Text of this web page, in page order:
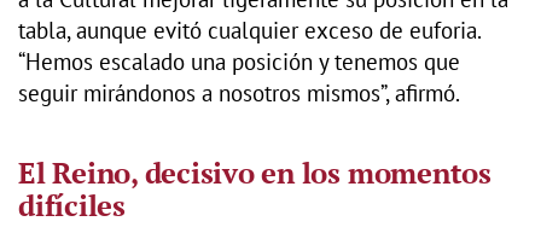
tabla, aunque evitó cualquier exceso de euforia.
“Hemos escalado una posición y tenemos que
seguir mirándonos a nosotros mismos”, afirmó.
El Reino, decisivo en los momentos
difíciles